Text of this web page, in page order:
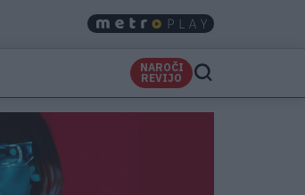
NAROČI
REVIJO